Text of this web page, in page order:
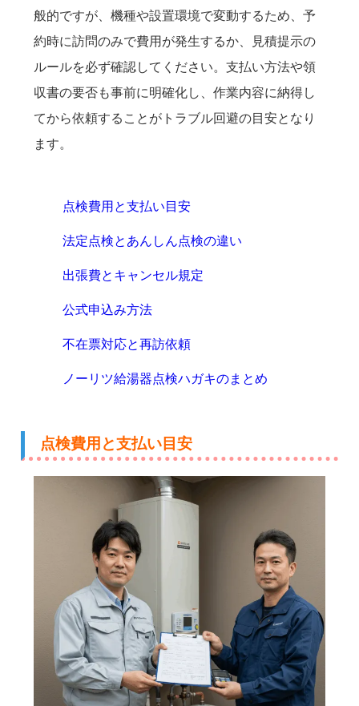
般的ですが、機種や設置環境で変動するため、予
約時に訪問のみで費用が発生するか、見積提示の
ルールを必ず確認してください。支払い方法や領
収書の要否も事前に明確化し、作業内容に納得し
てから依頼することがトラブル回避の目安となり
ます。
点検費用と支払い目安
法定点検とあんしん点検の違い
出張費とキャンセル規定
公式申込み方法
不在票対応と再訪依頼
ノーリツ給湯器点検ハガキのまとめ
点検費用と支払い目安